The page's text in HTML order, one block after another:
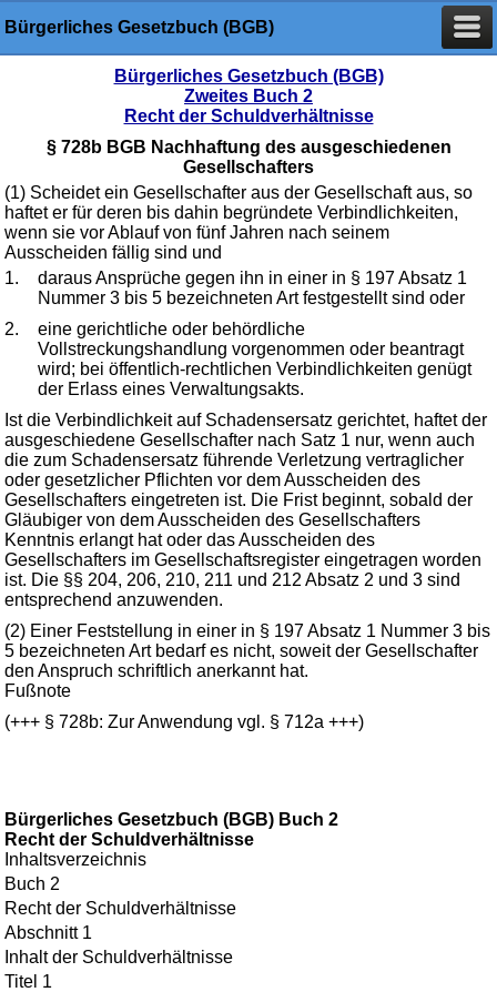
Bürgerliches Gesetzbuch (BGB)
Bürgerliches Gesetzbuch (BGB)
Zweites Buch 2
Recht der Schuldverhältnisse
§ 728b BGB Nachhaftung des ausgeschiedenen
Gesellschafters
(1) Scheidet ein Gesellschafter aus der Gesellschaft aus, so
haftet er für deren bis dahin begründete Verbindlichkeiten,
wenn sie vor Ablauf von fünf Jahren nach seinem
Ausscheiden fällig sind und
1.
daraus Ansprüche gegen ihn in einer in § 197 Absatz 1
Nummer 3 bis 5 bezeichneten Art festgestellt sind oder
2.
eine gerichtliche oder behördliche
Vollstreckungshandlung vorgenommen oder beantragt
wird; bei öffentlich-rechtlichen Verbindlichkeiten genügt
der Erlass eines Verwaltungsakts.
Ist die Verbindlichkeit auf Schadensersatz gerichtet, haftet der
ausgeschiedene Gesellschafter nach Satz 1 nur, wenn auch
die zum Schadensersatz führende Verletzung vertraglicher
oder gesetzlicher Pflichten vor dem Ausscheiden des
Gesellschafters eingetreten ist. Die Frist beginnt, sobald der
Gläubiger von dem Ausscheiden des Gesellschafters
Kenntnis erlangt hat oder das Ausscheiden des
Gesellschafters im Gesellschaftsregister eingetragen worden
ist. Die §§ 204, 206, 210, 211 und 212 Absatz 2 und 3 sind
entsprechend anzuwenden.
(2) Einer Feststellung in einer in § 197 Absatz 1 Nummer 3 bis
5 bezeichneten Art bedarf es nicht, soweit der Gesellschafter
den Anspruch schriftlich anerkannt hat.
Fußnote
(+++ § 728b: Zur Anwendung vgl. § 712a +++)
Bürgerliches Gesetzbuch (BGB) Buch 2
Recht der Schuldverhältnisse
Inhaltsverzeichnis
Buch 2
Recht der Schuldverhältnisse
Abschnitt 1
Inhalt der Schuldverhältnisse
Titel 1